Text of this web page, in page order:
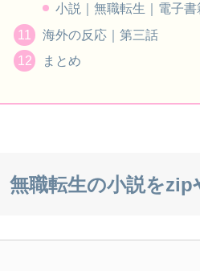
小説｜無職転生｜電子
海外の反応｜第三話
まとめ
無職転生の小説を